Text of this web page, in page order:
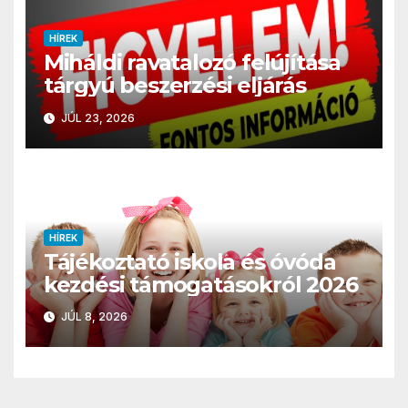
HÍREK
Miháldi ravatalozó felújítása
tárgyú beszerzési eljárás
JÚL 23, 2026
HÍREK
Tájékoztató iskola és óvóda
kezdési támogatásokról 2026
JÚL 8, 2026